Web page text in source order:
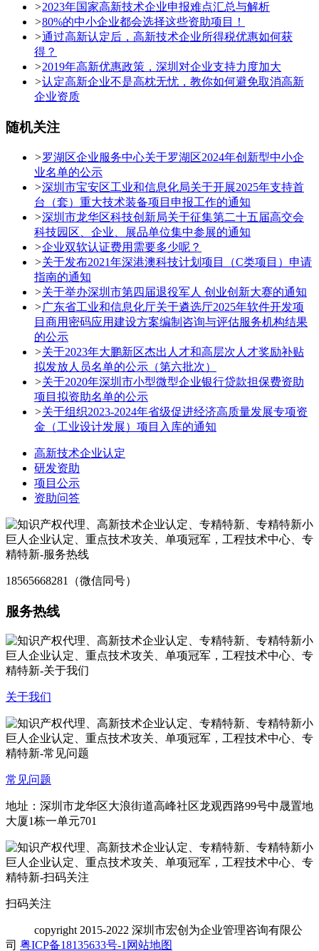
>2023年国家高新技术企业申报难点汇总与解析
>80%的中小企业都会选择这些资助项目！
>通过高新认定后，高新技术企业所得税优惠如何获
得？
>2019年高新优惠政策，深圳对企业支持力度加大
>认定高新企业不是高枕无忧，教你如何避免取消高新
企业资质
随机关注
>罗湖区企业服务中心关于罗湖区2024年创新型中小企
业名单的公示
>深圳市宝安区工业和信息化局关于开展2025年支持首
台（套）重大技术装备项目申报工作的通知
>深圳市龙华区科技创新局关于征集第二十五届高交会
科技园区、企业、展品单位集中参展的通知
>企业双软认证费用需要多少呢？
>关于发布2021年深港澳科技计划项目（C类项目）申请
指南的通知
>关于举办深圳市第四届退役军人 创业创新大赛的通知
>广东省工业和信息化厅关于遴选厅2025年软件开发项
目商用密码应用建设方案编制咨询与评估服务机构结果
的公示
>关于2023年大鹏新区杰出人才和高层次人才奖励补贴
拟发放人员名单的公示（第六批次）
>关于2020年深圳市小型微型企业银行贷款担保费资助
项目拟资助名单的公示
>关于组织2023-2024年省级促进经济高质量发展专项资
金（工业设计发展）项目入库的通知
高新技术企业认定
研发资助
项目公示
资助问答
18565668281（微信同号）
服务热线
关于我们
常见问题
地址：深圳市龙华区大浪街道高峰社区龙观西路99号中晟置地
大厦1栋一单元701
扫码关注
copyright 2015-2022 深圳市宏创为企业管理咨询有限公
司 粤ICP备18135633号-1 网站地图